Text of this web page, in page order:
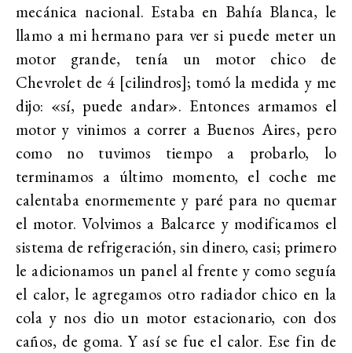
mecánica nacional. Estaba en Bahía Blanca, le
llamo a mi hermano para ver si puede meter un
motor grande, tenía un motor chico de
Chevrolet de 4 [cilindros]; tomó la medida y me
dijo: «sí, puede andar». Entonces armamos el
motor y vinimos a correr a Buenos Aires, pero
como no tuvimos tiempo a probarlo, lo
terminamos a último momento, el coche me
calentaba enormemente y paré para no quemar
el motor. Volvimos a Balcarce y modificamos el
sistema de refrigeración, sin dinero, casi; primero
le adicionamos un panel al frente y como seguía
el calor, le agregamos otro radiador chico en la
cola y nos dio un motor estacionario, con dos
caños, de goma. Y así se fue el calor. Ese fin de